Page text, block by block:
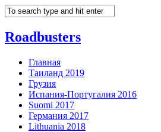
Roadbusters
Главная
Таиланд 2019
Грузия
Испания-Португалия 2016
Suomi 2017
Германия 2017
Lithuania 2018